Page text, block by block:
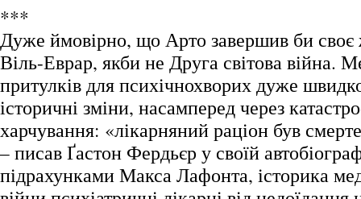
***
Дуже ймовірно, що Арто завершив би своє
Віль-Еврар, якби не Друга світова війна.
притулків для психічнохворих дуже
історичні зміни, насамперед через
харчування: «лікарняний раціон був
– писав Ґастон Фердьєр у своїй
підрахунками Макса Лафонта, історика